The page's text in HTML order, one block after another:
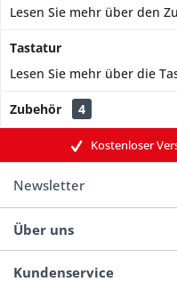
Lesen Sie mehr über den
Tastatur
Lesen Sie mehr über die
Zubehör 4
Kostenloser
Newsletter
Über uns
Kundenservice